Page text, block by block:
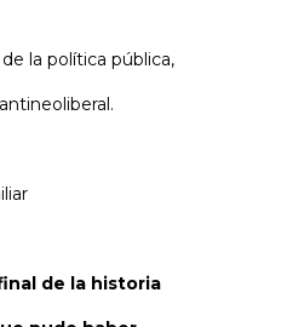
la política pública,
de la historia